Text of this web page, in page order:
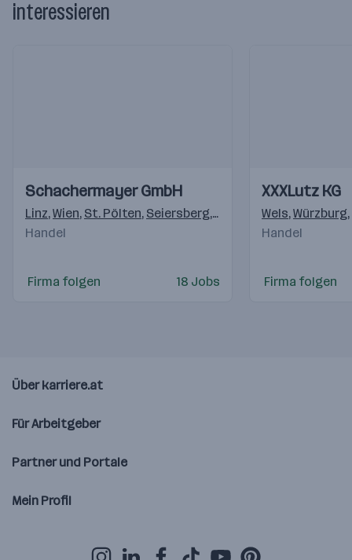
interessieren
Videos
Einblicke
Einblicke
Schachermayer GmbH
Linz,Wien, St. Pölten, Seiersberg,Villach Innsbruck,
Handel
Firma folgen 18 Jobs
Videos
Einblicke
Einblicke
XXXLutz KG
Wels,Würzburg,
Handel
Firma folgen
Über karriere.at
Für Arbeitgeber
Partner und Portale
Mein Profil